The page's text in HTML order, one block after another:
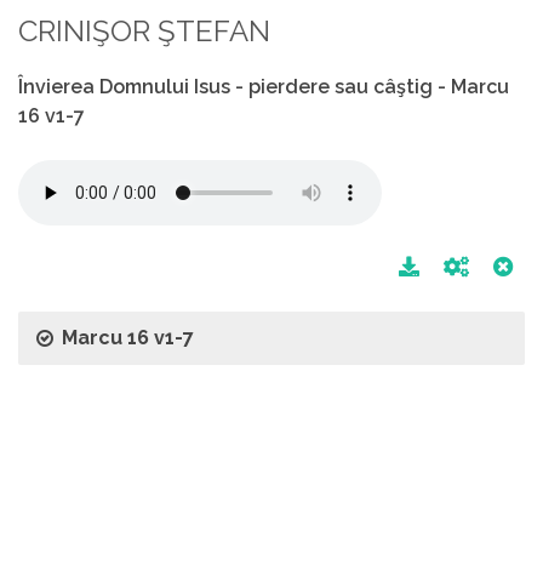
CRINIŞOR ŞTEFAN
Învierea Domnului Isus - pierdere sau câştig - Marcu
16 v1-7
Marcu 16 v1-7